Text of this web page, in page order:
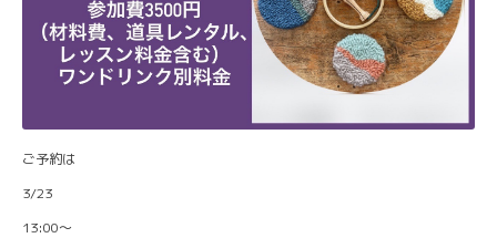
ご予約は
3/23
13:00〜